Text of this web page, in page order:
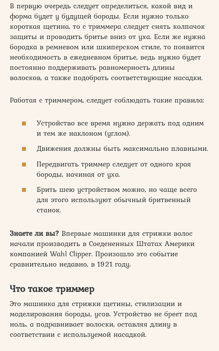
В первую очередь следует определиться, какой вид и
форма будет у будущей бороды. Если нужно только
короткая щетина, то с триммера следует снять колпачок
защиты и проводить бритье вниз от уха. Если же нужна
бородка в ремневом или шкиперском стиле, то появится
необходимость в ежедневном бритье, ведь нужно будет
постоянно поддерживать равномерность длины
волосков, а также подобрать соответствующие насадки.
Работая с триммером, следует соблюдать такие правила:
Устройство все время нужно держать под одним
и тем же наклоном (углом).
Движения должны быть максимально плавными.
Передвигать триммер следует от одного края
бороды, начиная от уха.
Брить шею устройством можно, но чаще всего
для этого используют обычный бритвенный
станок.
Знаете ли вы? Впервые машинки для стрижки волос
начали производить в Соедененных Штатах Америки
компанией Wahl Clipper. Произошло это событие
сравнительно недавно, в 1921 году.
Что такое триммер
Это машинка для стрижки щетины, стилизации и
моделирования бороды, усов. Устройство не бреет под
ноль, а подравнивает волоски, оставляя длину в
соответствии с используемой насадкой.